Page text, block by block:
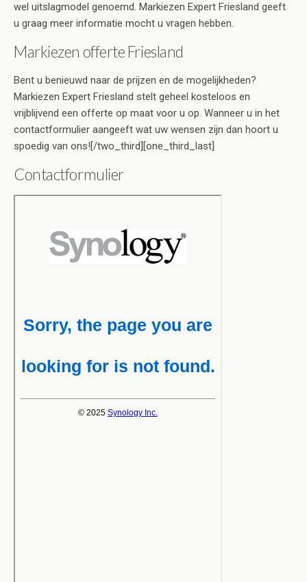
wel uitslagmodel genoemd. Markiezen Expert Friesland geeft
u graag meer informatie mocht u vragen hebben.
Markiezen offerte Friesland
Bent u benieuwd naar de prijzen en de mogelijkheden?
Markiezen Expert Friesland stelt geheel kosteloos en
vrijblijvend een offerte op maat voor u op. Wanneer u in het
contactformulier aangeeft wat uw wensen zijn dan hoort u
spoedig van ons![/two_third][one_third_last]
Contactformulier